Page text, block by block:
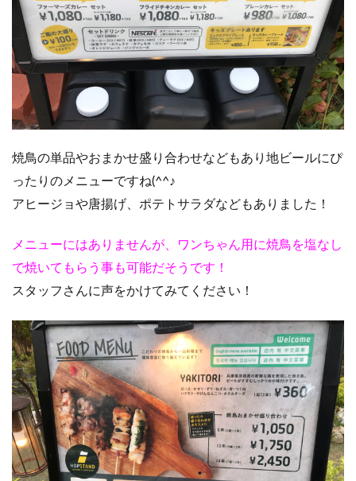
焼鳥の単品やおまかせ盛り合わせなどもあり地ビールにぴ
ったりのメニューですね(^^♪
アヒージョや唐揚げ、ポテトサラダなどもありました！
メニューにはありませんが、ワンちゃん用に焼鳥を塩なし
で焼いてもらう事も可能だそうです！
スタッフさんに声をかけてみてください！